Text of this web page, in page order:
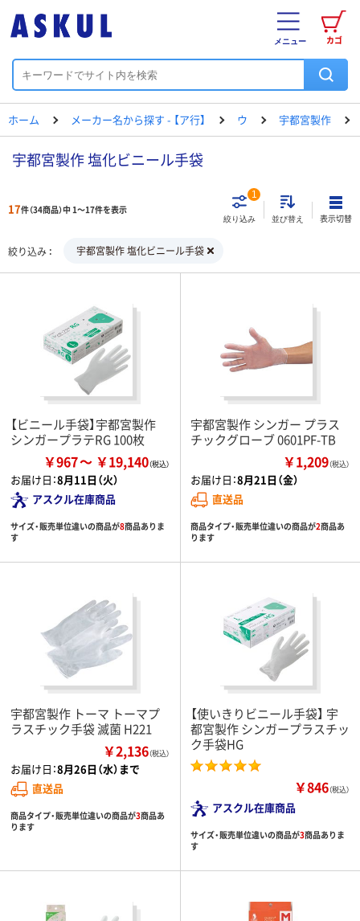
カゴ
メニュー
ホーム メーカー名から探す - 【ア行】 ウ 宇都宮製作
宇都宮製作 塩化ビニール手袋
17件（34商品）中 1～17件を表示
絞り込み
1
並び替え 表示切替
絞り込み 宇都宮製作 塩化ビニール手袋
【ビニール手袋】宇都宮製作
シンガープラテRG 100枚
￥967 ￥19,140
お届け日：8月11日（火）
アスクル在庫商品
サイズ・販売単位違いの商品が8商品ありま
す
宇都宮製作 シンガー プラス
チックグローブ 0601PF-TB
￥1,209（税込）
お届け日：8月21日（金）
直送品
商品タイプ・販売単位違いの商品が2商品あ
ります
宇都宮製作 トーマ トーマプ
ラスチック手袋 滅菌 H221
￥2,136（税込）
お届け日：8月26日（水）まで
直送品
商品タイプ・販売単位違いの商品が3商品あ
ります
【使いきりビニール手袋】 宇
都宮製作 シンガープラスチッ
ク手袋HG
￥846（税込）
アスクル在庫商品
サイズ・販売単位違いの商品が3商品ありま
す